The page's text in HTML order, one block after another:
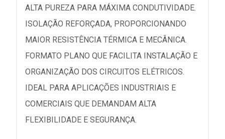
ALTA PUREZA PARA MÁXIMA CONDUTIVIDADE.
ISOLAÇÃO REFORÇADA, PROPORCIONANDO
MAIOR RESISTÊNCIA TÉRMICA E MECÂNICA.
FORMATO PLANO QUE FACILITA INSTALAÇÃO E
ORGANIZAÇÃO DOS CIRCUITOS ELÉTRICOS.
IDEAL PARA APLICAÇÕES INDUSTRIAIS E
COMERCIAIS QUE DEMANDAM ALTA
FLEXIBILIDADE E SEGURANÇA.